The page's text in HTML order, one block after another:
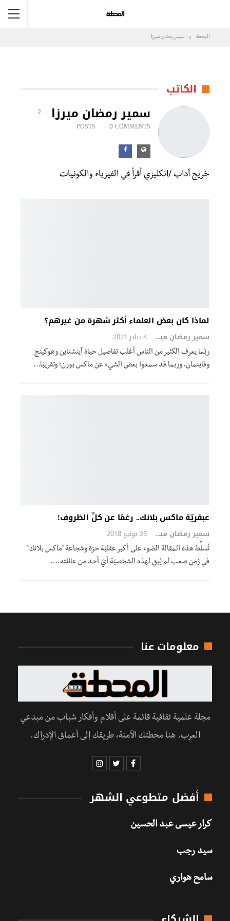
المحطة سمير رمضان ميرزا
الكاتب
سمير رمضان ميرزا
2
POSTS
0 COMMENTS
خريج آداب /انكليزي أقرأ في الفيزياء والكونيات
لماذا كان بعض العلماء أكثر شهرة من غيرهم؟
سمير رمضان ميرزا 4 يناير 2021
ربّما يعرِف الكثير من الناس أغلب تفاصيل حياة آينشتاين وهوكينج
وفاينمان، وربما قد سمعوا بعض الشيء عن ماكس بورن؛ وتقريبًا…
عبقريّة ماكس بلانك.. رغمًا عن كلِّ الظروف!
سمير رمضان ميرزا 25 يونيو 2018
تُسلِّط هذه المقالة الضوء على أكبر عقليّة حرّة وشجاعة "ماكس بلانك"
في زمن صعب لم يُبقِ لهذه الشخصيّة أيّ أحد من عائلته.…
معلومات عنا
مجلة علمية ثقافية قائمة على أقلام وأفكار شباب من مبدعي
العرب. هنا محطتك الآمنة، طريقك إلى أعماق الإدراك.
أفضل متطوعي الشهر
كرار عيسى عبد الحسين
سيد رجب
سامح هواري